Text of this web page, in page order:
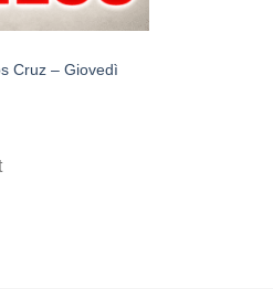
Cruz – Giovedì